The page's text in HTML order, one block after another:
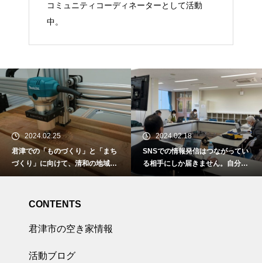
コミュニティコーディネーターとして活動
中。
2024.02.25
君津での「ものづくり」と「まち
づくり」に向けて、清和の地域資
源を活用した木工アートの創造。
2024.02.18
SNSでの情報発信はつながってい
る相手にしか届きません。自分達
の活動を知らない人に伝えるには
CONTENTS
君津市の空き家情報
活動ブログ